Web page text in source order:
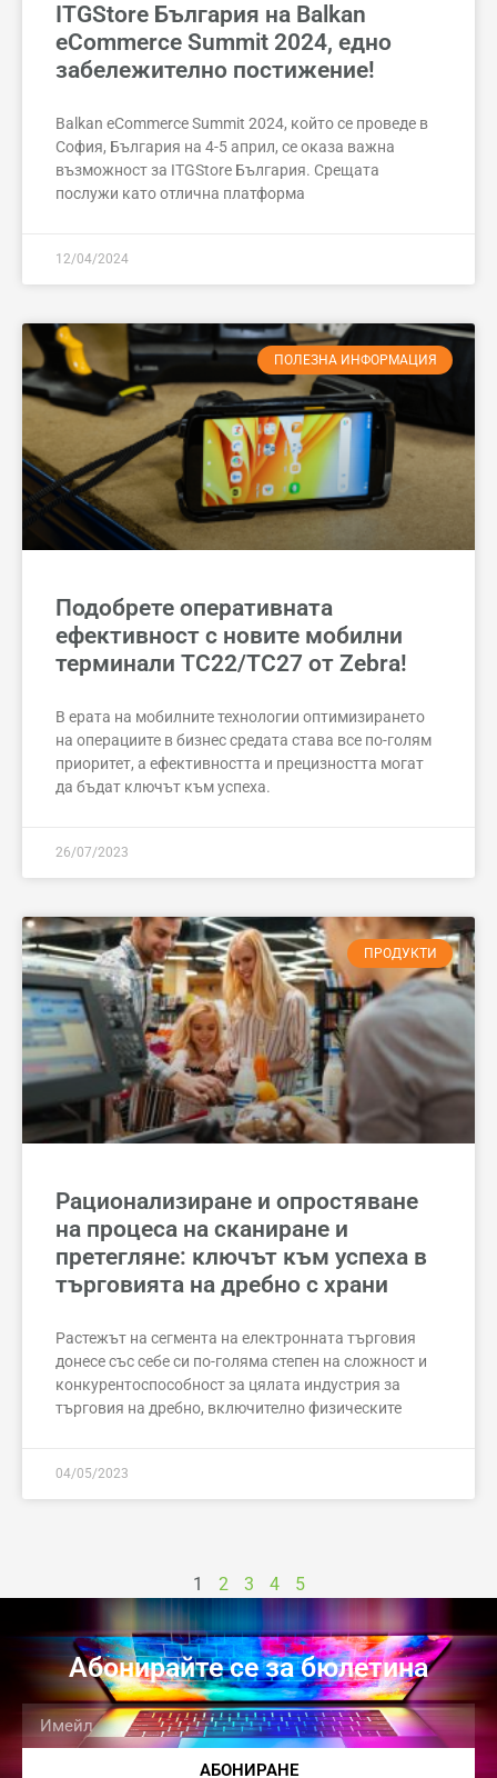
ITGStore България на Balkan
eCommerce Summit 2024, едно
забележително постижение!
Balkan eCommerce Summit 2024, който се проведе в
София, България на 4-5 април, се оказа важна
възможност за ITGStore България. Срещата
послужи като отлична платформа
12/04/2024
ПОЛЕЗНА ИНФОРМАЦИЯ
Подобрете оперативната
ефективност с новите мобилни
терминали TC22/TC27 от Zebra!
В ерата на мобилните технологии оптимизирането
на операциите в бизнес средата става все по-голям
приоритет, а ефективността и прецизността могат
да бъдат ключът към успеха.
26/07/2023
ПРОДУКТИ
Рационализиране и опростяване
на процеса на сканиране и
претегляне: ключът към успеха в
търговията на дребно с храни
Растежът на сегмента на електронната търговия
донесе със себе си по-голяма степен на сложност и
конкурентоспособност за цялата индустрия за
търговия на дребно, включително физическите
04/05/2023
1 2 3 4 5
Абонирайте се за бюлетина
АБОНИРАНЕ